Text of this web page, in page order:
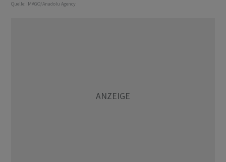
Quelle: IMAGO/Anadolu Agency